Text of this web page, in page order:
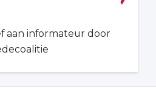
aan informateur door